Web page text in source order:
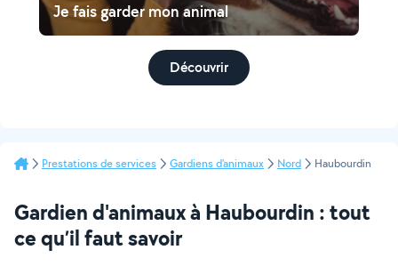
Je fais garder mon animal
Découvrir
Prestations de services Gardiens d'animaux Nord Haubourdin
Gardien d'animaux à Haubourdin : tout
ce qu’il faut savoir